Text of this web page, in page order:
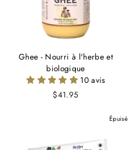
Ghee - Nourri à l'herbe et
biologique
10 avis
$41.95
Épuisé